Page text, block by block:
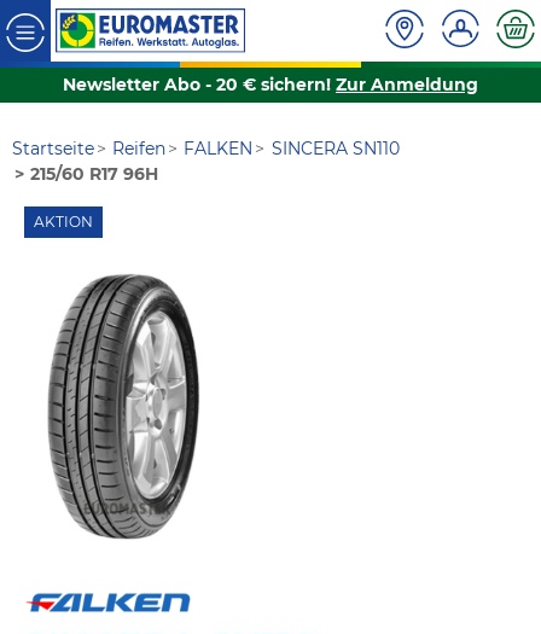
Newsletter Abo - 20 € sichern! Zur Anmeldung
Startseite Reifen FALKEN
SINCERA SN110
215/60 R17 96H
AKTION